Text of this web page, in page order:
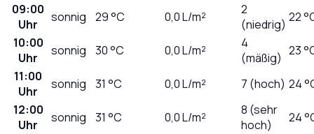
09:00
Uhr
sonnig 29°C 0,0L/m²
2
(niedrig) 22
10:00
Uhr
sonnig 30°C 0,0L/m²
4
(mäßig) 23
11:00
Uhr
sonnig 31 °C 0,0L/m² 7 (hoch) 24
12:00
Uhr
sonnig 31 °C 0,0L/m²
8 (sehr
hoch)
24